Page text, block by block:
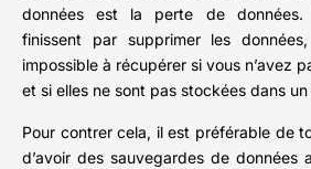
données est la perte de données.
finissent par supprimer les
impossible à récupérer si vous n’avez
et si elles ne sont pas stockées dans
Pour contrer cela, il est préférable de
d’avoir des sauvegardes de données